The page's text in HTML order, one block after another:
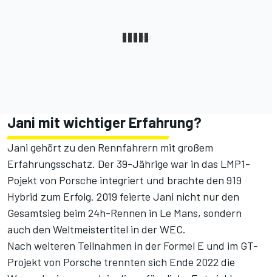
Jani mit wichtiger Erfahrung?
Jani gehört zu den Rennfahrern mit großem
Erfahrungsschatz. Der 39-Jährige war in das LMP1-
Pojekt von Porsche integriert und brachte den 919
Hybrid zum Erfolg. 2019 feierte Jani nicht nur den
Gesamtsieg beim 24h-Rennen in Le Mans, sondern
auch den Weltmeistertitel in der WEC.
Nach weiteren Teilnahmen in der Formel E und im GT-
Projekt von Porsche trennten sich Ende 2022 die